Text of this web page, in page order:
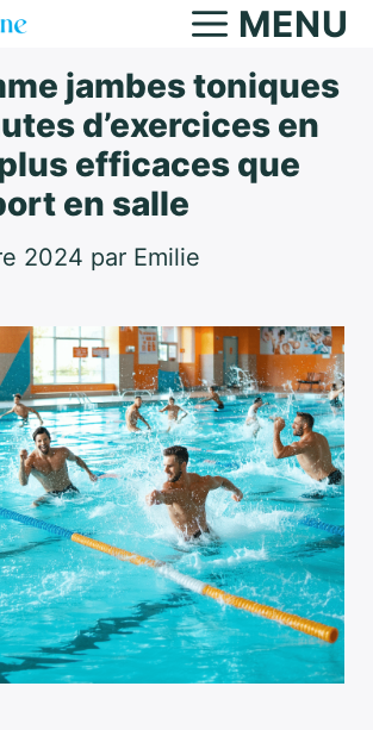
MENU
jambes toniques
d’exercices en
efficaces que
en salle
2024 par Emilie